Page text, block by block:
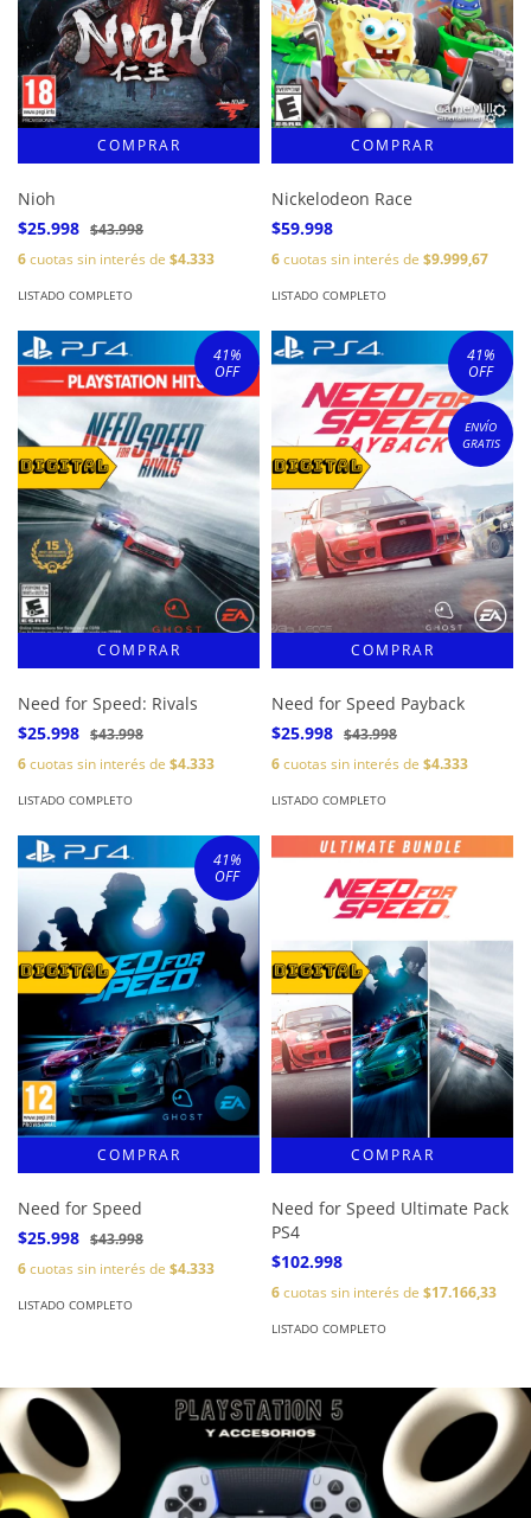
Nioh
$25.998 $43.998
6cuotas sin interés de $4.333
LISTADO COMPLETO
Nickelodeon Race
$59.998
6cuotas sin interés de $9.999,67
LISTADO COMPLETO
41%
OFF
Need for Speed: Rivals
$25.998 $43.998
6cuotas sin interés de $4.333
LISTADO COMPLETO
41%
OFF
ENVÍO
GRATIS
Need for Speed Payback
$25.998 $43.998
6cuotas sin interés de $4.333
LISTADO COMPLETO
41%
OFF
Need for Speed
$25.998 $43.998
6cuotas sin interés de $4.333
LISTADO COMPLETO
Need for Speed Ultimate Pack
PS4
$102.998
6cuotas sin interés de $17.166,33
LISTADO COMPLETO